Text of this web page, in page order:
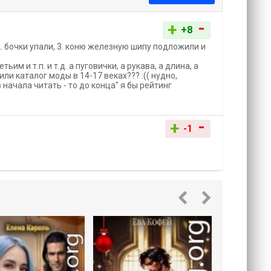
+ +8 -
бочки упали, 3. коню железную шипу подложили и
и т.п. и т.д. а пуговички, а рукава, а длина, а
каталог моды в 14-17 веках??? :(( нудно,
читать - то до конца" я бы рейтинг
+ -1 -